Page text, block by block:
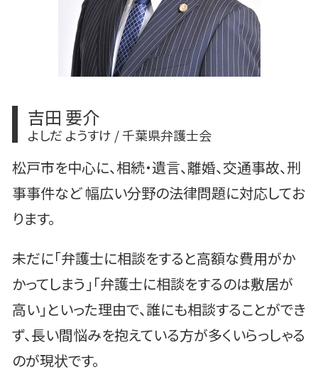
吉田 要介
よしだ ようすけ / 千葉県弁護士会
松戸市を中心に、相続・遺言、離婚、交通事故、刑
事事件など 幅広い分野の法律問題に対応してお
ります。
未だに「弁護士に相談をすると高額な費用がか
かってしまう」「弁護士に相談をするのは敷居が
高い」といった理由で、誰にも相談することができ
ず、長い間悩みを抱えている方が多くいらっしゃる
のが現状です。